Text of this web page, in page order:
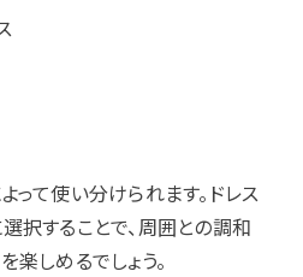
って使い分けられます。ドレス
択することで、周囲との調和
楽しめるでしょう。